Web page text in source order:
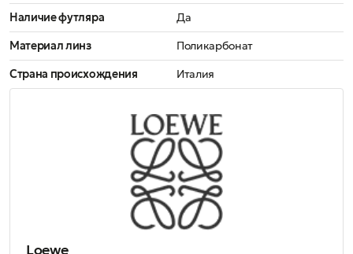
Наличие футляра
Да
Материал линз
Поликарбонат
Страна происхождения
Италия
Loewe